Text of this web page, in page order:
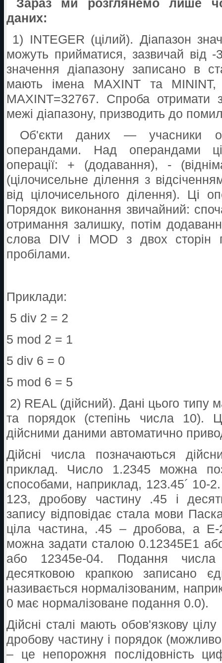
Зараз ми розглянемо лише
даних:
1) INTEGER (цілий). Діапазон
можуть прийматися, зазвичай від
значення діапазону записано в
мають імена MAXINT та
MAXINT=32767. Спроба отримати
межі діапазону, призводить до
Об'єкти даних — учасники
операндами. Над операндами
операції: + (додавання), -
(цілочисельне ділення з
від цілочисельного ділення). Ці
Порядок виконання звичайний:
отримання залишку, потім
слова DIV і MOD з двох сторін
пробілами.
Приклади:
5 div 2 = 2
5 mod 2 = 1
5 div 6 = 0
5 mod 6 = 5
2) REAL (дійсний). Дані цього типу
та порядок (степінь числа 10).
дійсними даними автоматично
Дійсні числа позначаються
приклад. Число 1.2345 можна
способами, наприклад, 123.45´ 10-
123, дробову частину .45 і
запису відповідає стала мови
ціла частина, .45 – дробова, а
можна задати сталою 0.12345E1
або 12345e-04. Подання
десятковою крапкою записано
називається нормалізованим,
0 має нормалізоване подання 0.0).
Дійсні сталі мають обов'язкову
дробову частину і порядок
– це непорожня послідовність